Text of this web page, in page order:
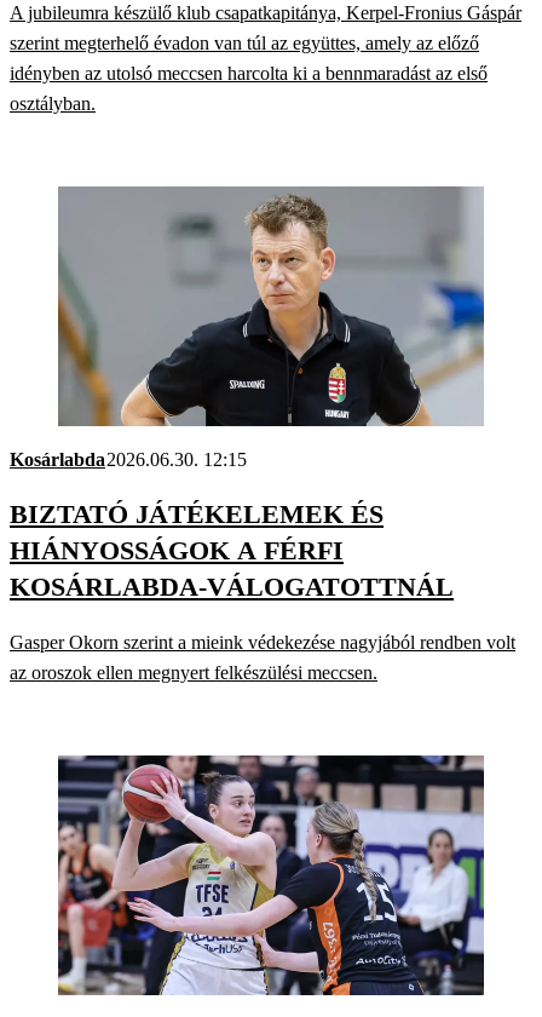
A jubileumra készülő klub csapatkapitánya, Kerpel-Fronius Gáspár
szerint megterhelő évadon van túl az együttes, amely az előző
idényben az utolsó meccsen harcolta ki a bennmaradást az első
osztályban.
Kosárlabda2026.06.30. 12:15
BIZTATÓ JÁTÉKELEMEK ÉS
HIÁNYOSSÁGOK A FÉRFI
KOSÁRLABDA-VÁLOGATOTTNÁL
Gasper Okorn szerint a mieink védekezése nagyjából rendben volt
az oroszok ellen megnyert felkészülési meccsen.